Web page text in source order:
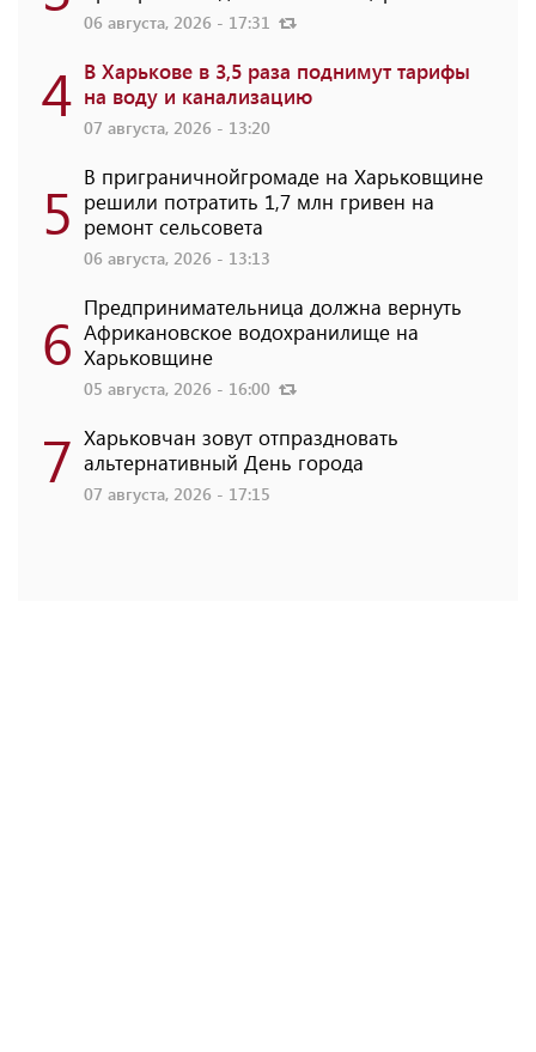
06 августа, 2026 - 17:31
4 В Харькове в 3,5 раза поднимут тарифы
на воду и канализацию
07 августа, 2026 - 13:20
5 В приграничнойгромаде на Харьковщине
решили потратить 1,7 млн ​​гривен на
ремонт сельсовета
06 августа, 2026 - 13:13
6 Предпринимательница должна вернуть
Африкановское водохранилище на
Харьковщине
05 августа, 2026 - 16:00
7 Харьковчан зовут отпраздновать
альтернативный День города
07 августа, 2026 - 17:15